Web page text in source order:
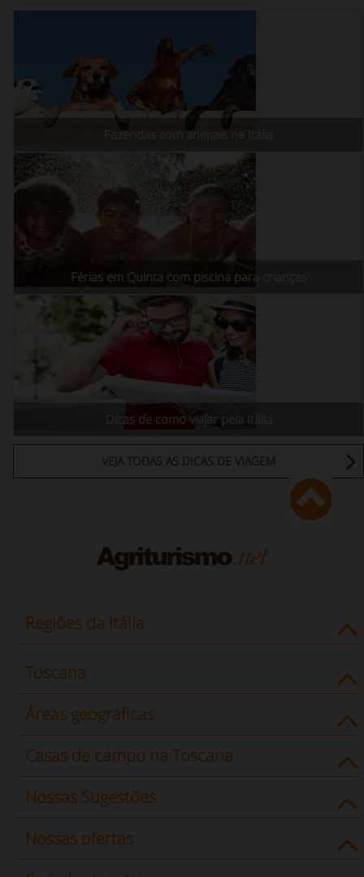
Fazendas com animais na Itália
Férias em Quinta com piscina para crianças
Dicas de como viajar pela Itália
VEJA TODAS AS DICAS DE VIAGEM
Regiões da Itália
Toscana
Áreas geográficas
Casas de campo na Toscana
Nossas Sugestões
Nossas ofertas